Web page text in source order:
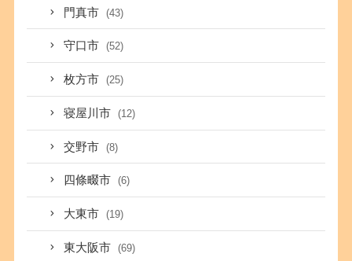
門真市 (43)
守口市 (52)
枚方市 (25)
寝屋川市 (12)
交野市 (8)
四條畷市 (6)
大東市 (19)
東大阪市 (69)